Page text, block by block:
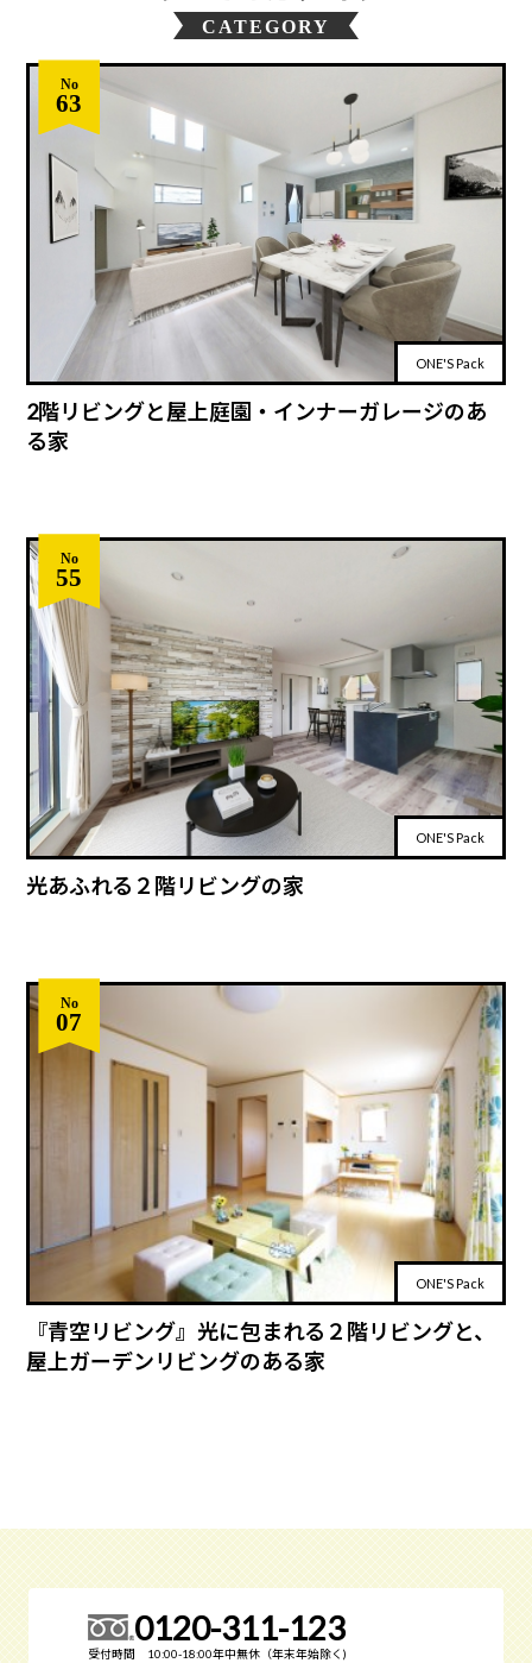
CATEGORY
No
63
ONE'S Pack
2階リビングと屋上庭園・インナーガレージのあ
る家
No
55
ONE'S Pack
光あふれる２階リビングの家
No
07
ONE'S Pack
『青空リビング』光に包まれる２階リビングと、
屋上ガーデンリビングのある家
0120-311-123
受付時間 10:00-18:00年中無休（年末年始除く)